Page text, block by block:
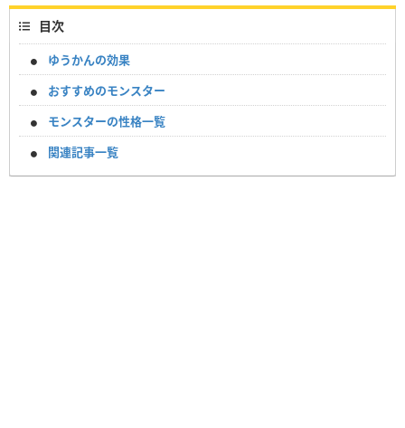
目次
ゆうかんの効果
おすすめのモンスター
モンスターの性格一覧
関連記事一覧